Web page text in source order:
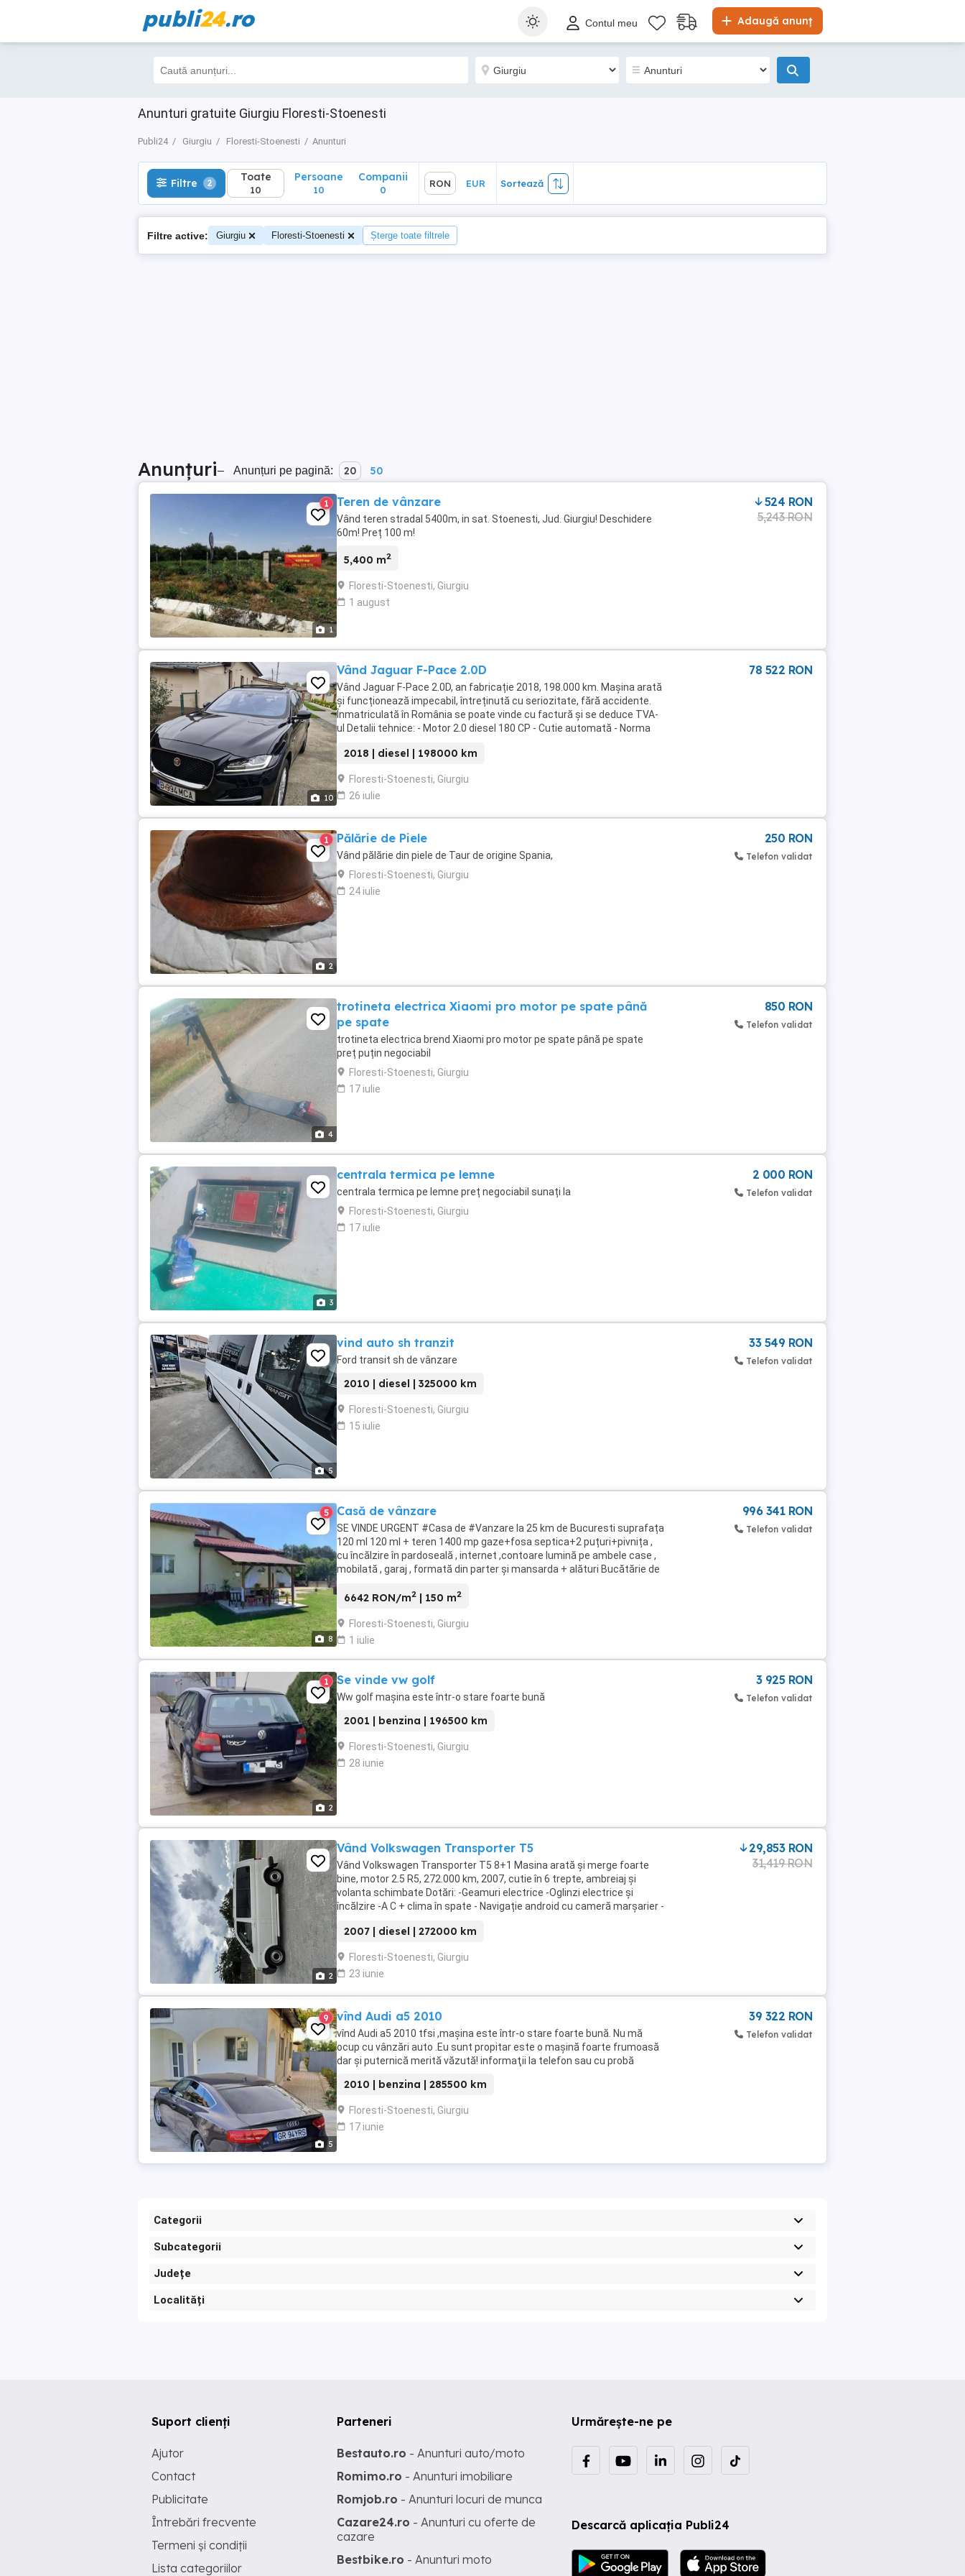
publi24.ro Adaugă anunț
Contul meu
Anunturi gratuite Giurgiu Floresti-Stoenesti
Publi24 Giurgiu Floresti-Stoenesti Anunturi
Filtre 2 Toate
10
Sortează
Filtre 2 Toate
10
Persoane
10
Companii
0
RON EUR Sortează
Filtre active: Giurgiu Floresti-Stoenesti Șterge toate filtrele
Anunțuri– Anunțuri pe pagină: 20 50
1
1 Teren de vânzare
Vând teren stradal 5400m, in sat. Stoenesti, Jud. Giurgiu! Deschidere
60m! Preț 100 m!
5,400 m2
Floresti-Stoenesti, Giurgiu
1 august
524 RON
5,243 RON
10
Vând Jaguar F-Pace 2.0D
Vând Jaguar F-Pace 2.0D, an fabricație 2018, 198.000 km. Mașina arată
și funcționează impecabil, întreținută cu seriozitate, fără accidente.
Înmatriculată în România se poate vinde cu factură și se deduce TVA-
ul Detalii tehnice: - Motor 2.0 diesel 180 CP - Cutie automată - Norma
2018 | diesel | 198000 km
Floresti-Stoenesti, Giurgiu
26 iulie
78 522 RON
2
1 Pălărie de Piele
Vând pălărie din piele de Taur de origine Spania,
Floresti-Stoenesti, Giurgiu
24 iulie
250 RON
Telefon validat
4
trotineta electrica Xiaomi pro motor pe spate până
pe spate
trotineta electrica brend Xiaomi pro motor pe spate până pe spate
preț puțin negociabil
Floresti-Stoenesti, Giurgiu
17 iulie
850 RON
Telefon validat
3
centrala termica pe lemne
centrala termica pe lemne preț negociabil sunați la
Floresti-Stoenesti, Giurgiu
17 iulie
2 000 RON
Telefon validat
5
vind auto sh tranzit
Ford transit sh de vânzare
2010 | diesel | 325000 km
Floresti-Stoenesti, Giurgiu
15 iulie
33 549 RON
Telefon validat
8
5 Casă de vânzare
SE VINDE URGENT #Casa de #Vanzare la 25 km de Bucuresti suprafața
120 ml 120 ml + teren 1400 mp gaze+fosa septica+2 puțuri+pivnița ,
cu încălzire în pardoseală , internet ,contoare lumină pe ambele case ,
mobilată , garaj , formată din parter și mansarda + alături Bucătărie de
6642 RON/m2 | 150 m2
Floresti-Stoenesti, Giurgiu
1 iulie
996 341 RON
Telefon validat
2
1 Se vinde vw golf
Ww golf mașina este într-o stare foarte bună
2001 | benzina | 196500 km
Floresti-Stoenesti, Giurgiu
28 iunie
3 925 RON
Telefon validat
2
Vând Volkswagen Transporter T5
Vând Volkswagen Transporter T5 8+1 Masina arată și merge foarte
bine, motor 2.5 R5, 272.000 km, 2007, cutie în 6 trepte, ambreiaj și
volanta schimbate Dotări: -Geamuri electrice -Oglinzi electrice și
încălzire -A C + clima în spate - Navigație android cu cameră marșarier -
2007 | diesel | 272000 km
Floresti-Stoenesti, Giurgiu
23 iunie
29,853 RON
31,419 RON
5
9 vînd Audi a5 2010
vînd Audi a5 2010 tfsi ,mașina este într-o stare foarte bună. Nu mă
ocup cu vânzări auto .Eu sunt propitar este o mașină foarte frumoasă
dar și puternică merită văzută! informaţii la telefon sau cu probă
2010 | benzina | 285500 km
Floresti-Stoenesti, Giurgiu
17 iunie
39 322 RON
Telefon validat
Categorii
Subcategorii
Județe
Localități
Urmărește-ne pe
Descarcă aplicația Publi24
Suport clienți
Ajutor
Contact
Publicitate
Întrebări frecvente
Termeni și condiții
Lista categoriilor
Parteneri
Bestauto.ro - Anunturi auto/moto
Romimo.ro - Anunturi imobiliare
Romjob.ro - Anunturi locuri de munca
Cazare24.ro - Anunturi cu oferte de
cazare
Bestbike.ro - Anunturi moto